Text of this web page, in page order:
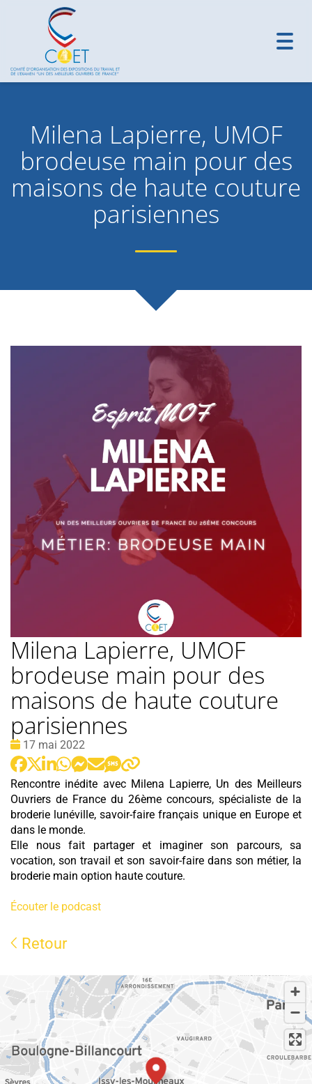
Milena Lapierre, UMOF
brodeuse main pour des
maisons de haute couture
parisiennes
Milena Lapierre, UMOF
brodeuse main pour des
maisons de haute couture
parisiennes
Date
:
17 mai 2022
Rencontre inédite avec Milena Lapierre, Un des Meilleurs
Ouvriers de France du 26ème concours, spécialiste de la
broderie lunéville, savoir-faire français unique en Europe et
dans le monde.
Elle nous fait partager et imaginer son parcours, sa
vocation, son travail et son savoir-faire dans son métier, la
broderie main option haute couture.
Écouter le podcast
Retour